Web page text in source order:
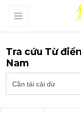
Tra cứu Từ
Nam